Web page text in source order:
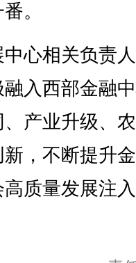
。
心相关负责人
入西部金融
产业升级、
，不断提升
质量发展注